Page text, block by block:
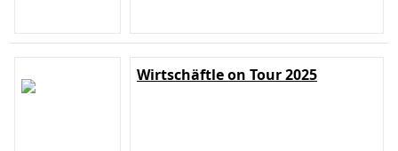
Wirtschäftle on Tour 2025